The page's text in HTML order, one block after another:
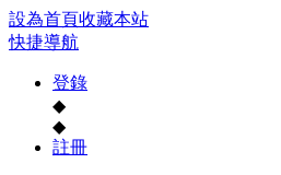
設為首頁收藏本站
快捷導航
登錄
◆
◆
註冊